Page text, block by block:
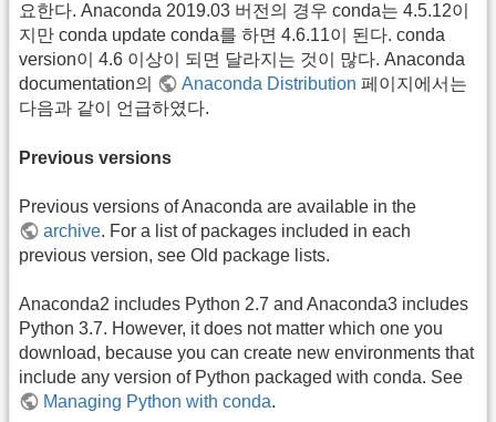
요한다. Anaconda 2019.03 버전의 경우 conda는 4.5.12이
지만 conda update conda를 하면 4.6.11이 된다. conda
version이 4.6 이상이 되면 달라지는 것이 많다. Anaconda
documentation의
Anaconda Distribution 페이지에서는
다음과 같이 언급하였다.
Previous versions
Previous versions of Anaconda are available in the
archive. For a list of packages included in each
previous version, see Old package lists.
Anaconda2 includes Python 2.7 and Anaconda3 includes
Python 3.7. However, it does not matter which one you
download, because you can create new environments that
include any version of Python packaged with conda. See
Managing Python with conda.